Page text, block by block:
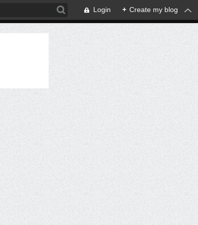
Login + Create my blog